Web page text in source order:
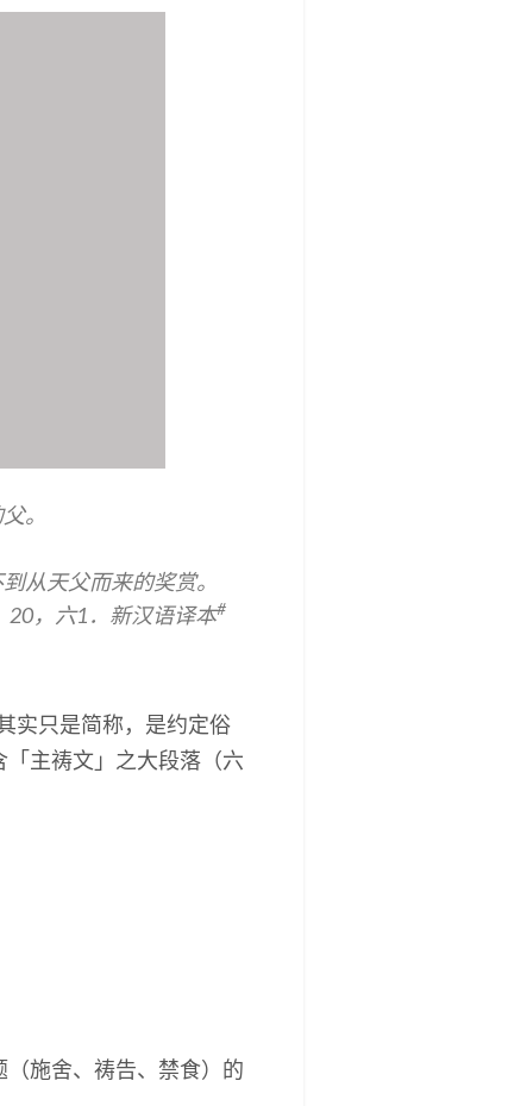
。
从天父而来的奖赏。
，六1．新汉语译本#
实只是简称，是约定俗
主祷文」之大段落（六
施舍、祷告、禁食）的